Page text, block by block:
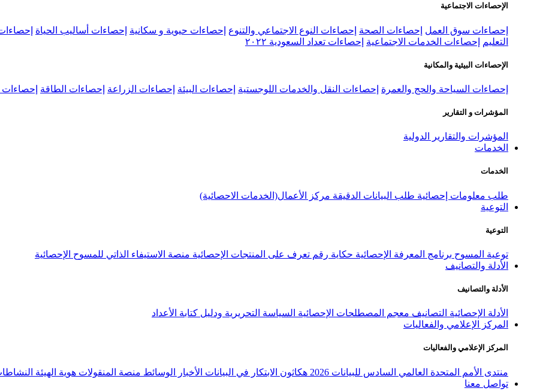
الإحصاءات الاجتماعية
إحصاءات سوق العمل إحصاءات الصحة إحصاءات النوع الاجتماعي والتنوع إحصاءات حيوية و سكانية إحصاءات أساليب الحياة
التعليم
إحصاءات الخدمات الاجتماعية إحصاءات تعداد السعودية ٢٠٢٢
الإحصاءات البيئية والمكانية
إحصاءات السياحة والحج والعمرة إحصاءات النقل والخدمات اللوجستية إحصاءات البيئة إحصاءات الزراعة إحصاءات الطاقة إحصاءات
المؤشرات و التقارير
المؤشرات والتقارير الدولية
الخدمات
الخدمات
طلب معلومات إحصائية طلب البيانات الدقيقة مركز الأعمال(الخدمات الاحصائية)
التوعية
التوعية
توعية المسوح برنامج المعرفة الإحصائية حكاية رقم تعرف على المنتجات الإحصائية منصة الاستيفاء الذاتي للمسوح الإحصائية
الأدلة والتصانيف
الأدلة والتصانيف
الأدلة الإحصائية التصانيف معجم المصطلحات الإحصائية السياسة التحريرية ودليل كتابة الأعداد
المركز الإعلامي والفعاليات
المركز الإعلامي والفعاليات
منتدى الأمم المتحدة العالمي السادس للبيانات 2026 هكاثون الابتكار في البيانات الأخبار الوسائط منصة المنقولات هوية الهيئة
تواصل معنا